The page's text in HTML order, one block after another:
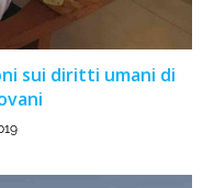
sui diritti umani di